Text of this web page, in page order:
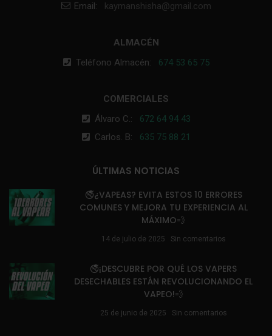
Email:
kaymanshisha@gmail.com
ALMACÉN
Teléfono Almacén: 674 53 65 75
COMERCIALES
Álvaro C.: 672 64 94 43
Carlos. B: 635 75 88 21
ÚLTIMAS NOTICIAS
🚭¿VAPEAS? EVITA ESTOS 10 ERRORES
COMUNES Y MEJORA TU EXPERIENCIA AL
MÁXIMO💨
14 de julio de 2025 Sin comentarios
🚭¡DESCUBRE POR QUÉ LOS VAPERS
DESECHABLES ESTÁN REVOLUCIONANDO EL
VAPEO!💨
25 de junio de 2025 Sin comentarios